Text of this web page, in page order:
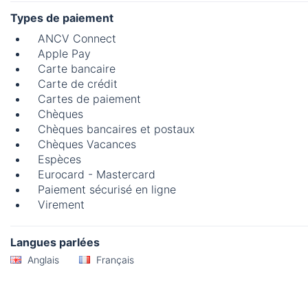
Types de paiement
ANCV Connect
Apple Pay
Carte bancaire
Carte de crédit
Cartes de paiement
Chèques
Chèques bancaires et postaux
Chèques Vacances
Espèces
Eurocard - Mastercard
Paiement sécurisé en ligne
Virement
Langues parlées
Anglais Français